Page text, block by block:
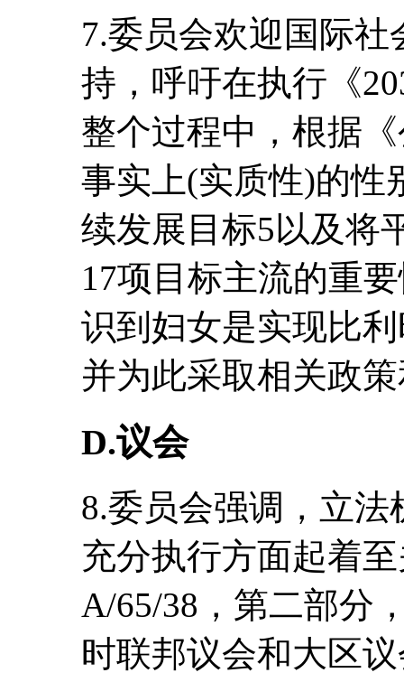
7.委员会欢迎国际
持，呼吁在执行《
整个过程中，根据
事实上(实质性)的性
续发展目标5以及将
17项目标主流的重
识到妇女是实现比
并为此采取相关政
D.议会
8.委员会强调，立
充分执行方面起着
A/65/38，第二部分
时联邦议会和大区